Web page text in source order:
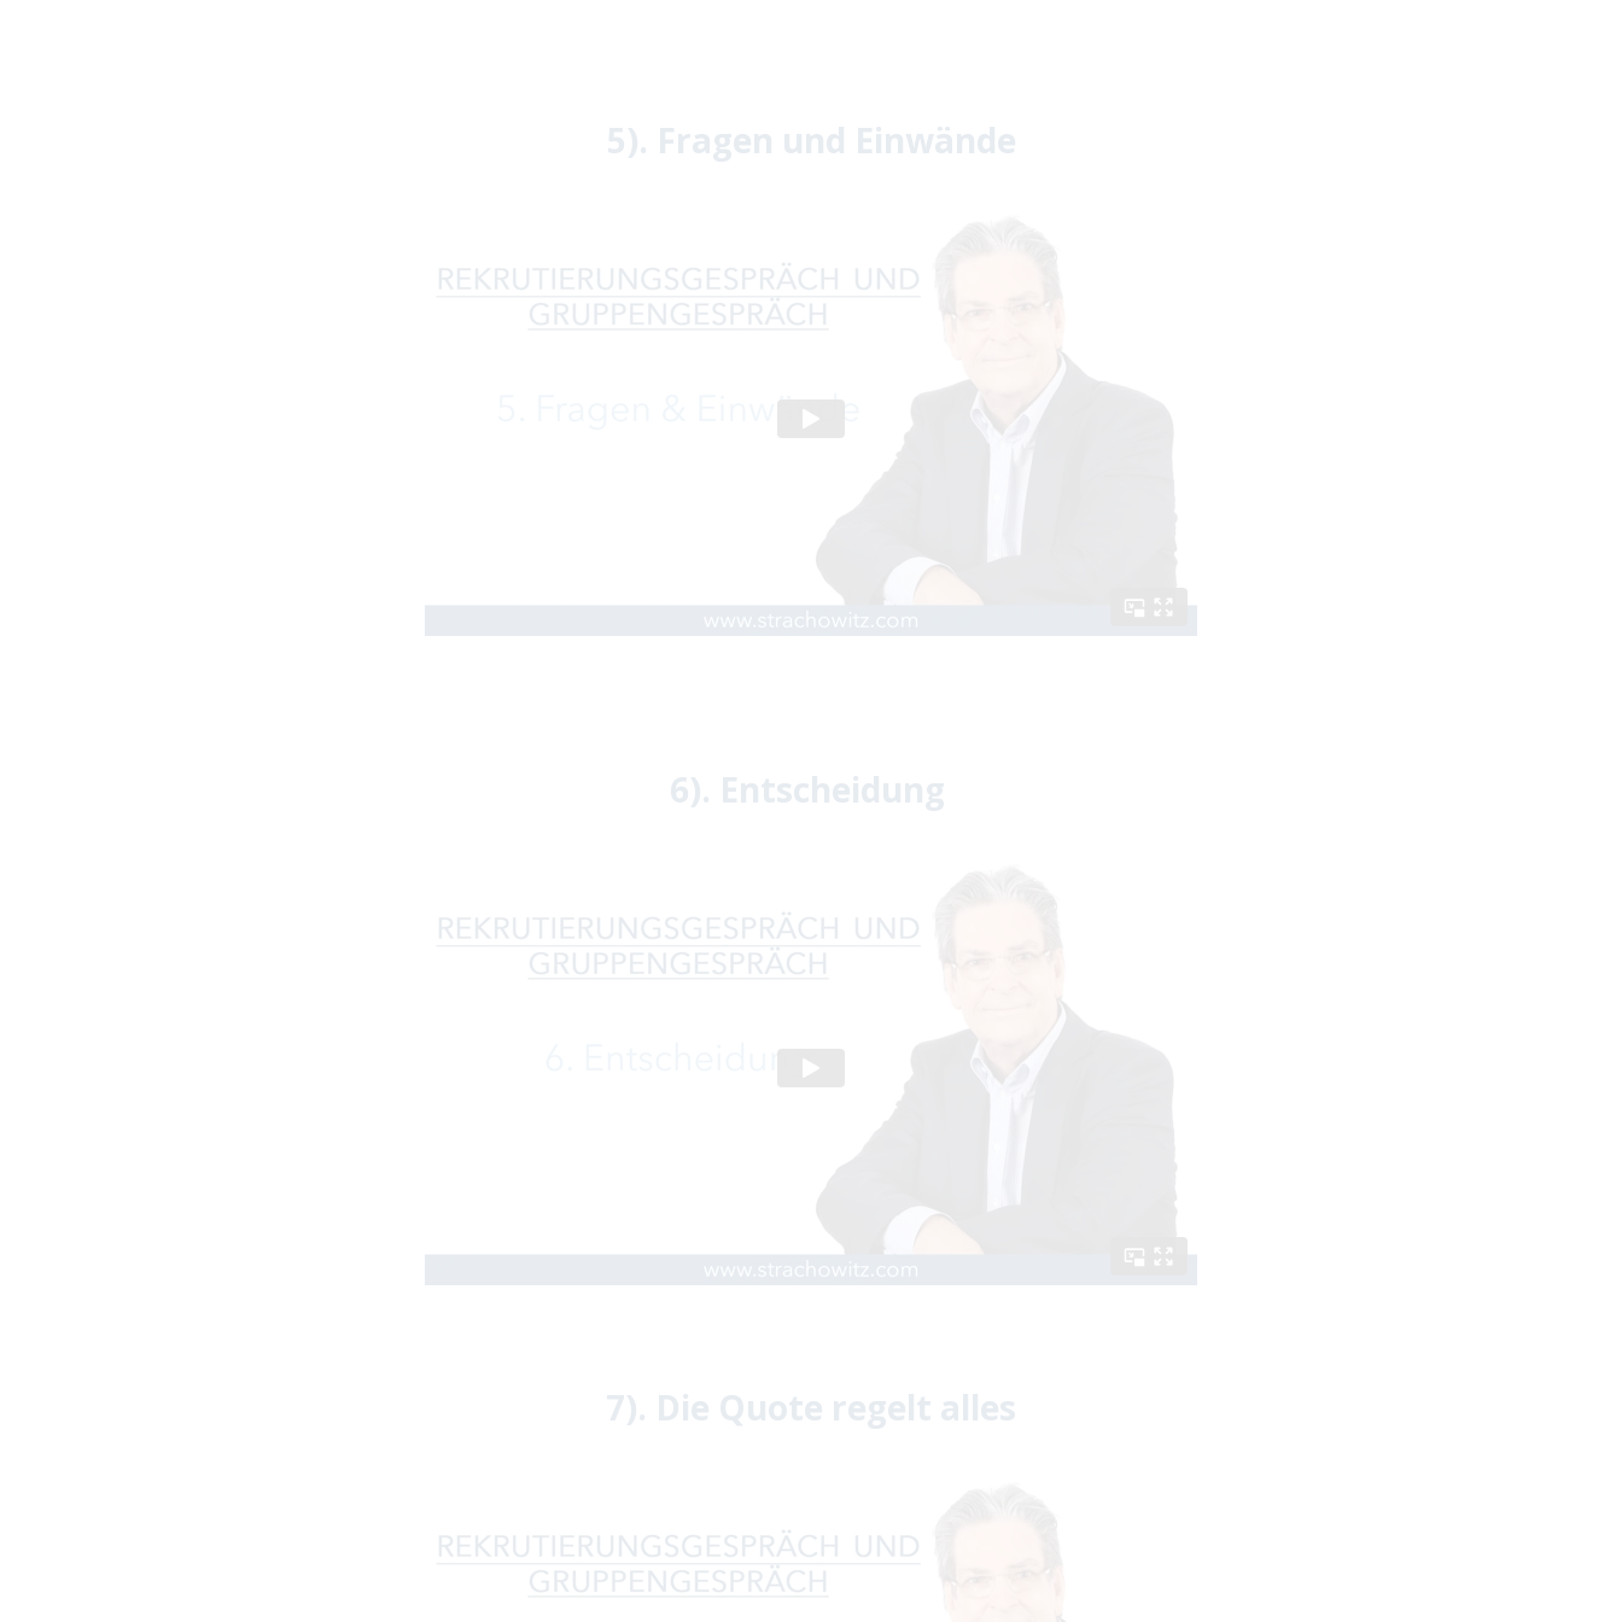
5). Fragen und Einwände
6). Entscheidung
7). Die Quote regelt alles